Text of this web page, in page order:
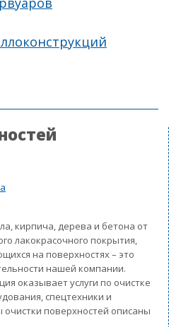
кирпича, дерева и бетона от
лакокрасочного покрытия,
на поверхностях – это
нашей компании.
оказывает услуги по очистке
спецтехники и
поверхностей описаны